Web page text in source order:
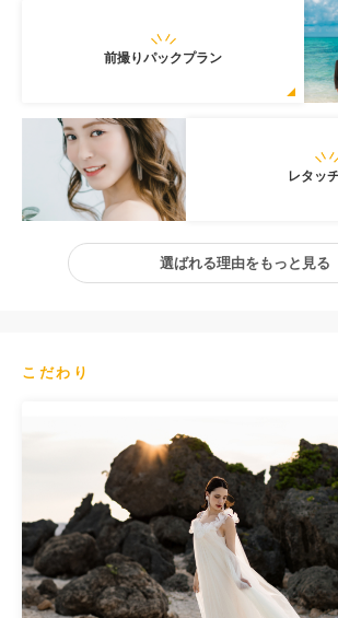
前撮りパックプラン
レタッ
選ばれる理由をもっと見る
こだわり